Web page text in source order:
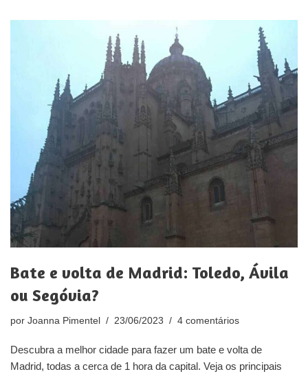
Bate e volta de Madrid: Toledo, Ávila
ou Segóvia?
por Joanna Pimentel 23/06/2023 4 comentários
Descubra a melhor cidade para fazer um bate e volta de
Madrid, todas a cerca de 1 hora da capital. Veja os principais